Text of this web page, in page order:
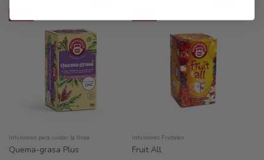
Infusiones para cuidar la línea
Quema-grasa Plus
Infusiones Frutales
Fruit All